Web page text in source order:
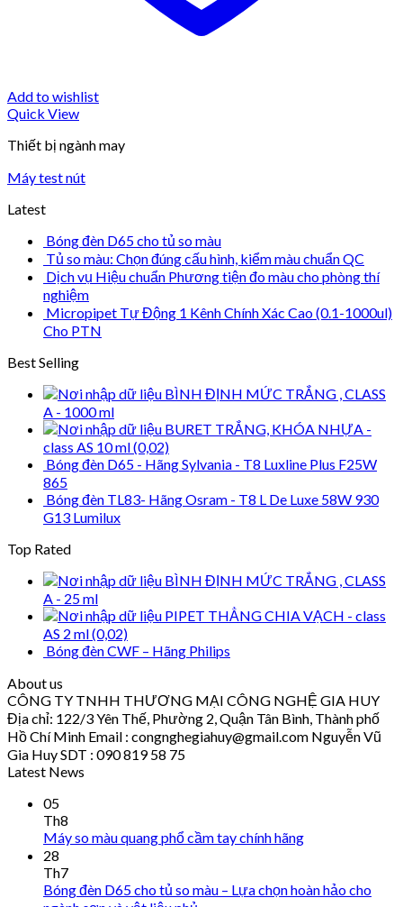
Add to wishlist
Quick View
Thiết bị ngành may
Máy test nút
Latest
Bóng đèn D65 cho tủ so màu
Tủ so màu: Chọn đúng cấu hình, kiểm màu chuẩn QC
Dịch vụ Hiệu chuẩn Phương tiện đo màu cho phòng thí
nghiệm
Micropipet Tự Động 1 Kênh Chính Xác Cao (0.1-1000ul)
Cho PTN
Best Selling
BÌNH ĐỊNH MỨC TRẮNG , CLASS
A - 1000 ml
BURET TRẮNG, KHÓA NHỰA -
class AS 10 ml (0,02)
Bóng đèn D65 - Hãng Sylvania - T8 Luxline Plus F25W
865
Bóng đèn TL83- Hãng Osram - T8 L De Luxe 58W 930
G13 Lumilux
Top Rated
BÌNH ĐỊNH MỨC TRẮNG , CLASS
A - 25 ml
PIPET THẲNG CHIA VẠCH - class
AS 2 ml (0,02)
Bóng đèn CWF – Hãng Philips
About us
CÔNG TY TNHH THƯƠNG MẠI CÔNG NGHỆ GIA HUY
Địa chỉ: 122/3 Yên Thế, Phường 2, Quận Tân Bình, Thành phố
Hồ Chí Minh Email : congnghegiahuy@gmail.com Nguyễn Vũ
Gia Huy SDT : 090 819 58 75
Latest News
05
Th8
Máy so màu quang phổ cầm tay chính hãng
28
Th7
Bóng đèn D65 cho tủ so màu – Lựa chọn hoàn hảo cho